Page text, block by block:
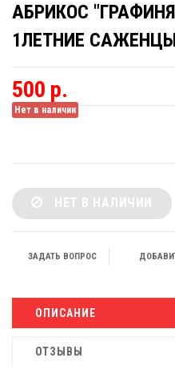
АБРИКОС
1ЛЕТНИЕ
500 р.
Нет в наличии
НЕТ В НАЛИЧИИ
ЗАДАТЬ ВОПРОС
ОПИСАНИЕ
ОТЗЫВЫ